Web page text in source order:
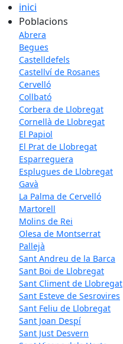
inici
Poblacions
Abrera
Begues
Castelldefels
Castellví de Rosanes
Cervelló
Collbató
Corbera de Llobregat
Cornellà de Llobregat
El Papiol
El Prat de Llobregat
Esparreguera
Esplugues de Llobregat
Gavà
La Palma de Cervelló
Martorell
Molins de Rei
Olesa de Montserrat
Pallejà
Sant Andreu de la Barca
Sant Boi de Llobregat
Sant Climent de Llobregat
Sant Esteve de Sesrovires
Sant Feliu de Llobregat
Sant Joan Despí
Sant Just Desvern